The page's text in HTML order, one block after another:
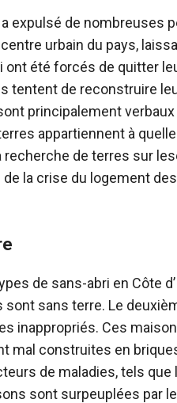
expulsé de nombreuses
urbain du pays,
ont été forcés de quitter
tentent de reconstruire
principalement
appartiennent à
de terres sur
la crise du logement
de sans-abri en Côte
sont sans terre. Le
inappropriés. Ces
mal construites en
de maladies, tels
sont surpeuplées par